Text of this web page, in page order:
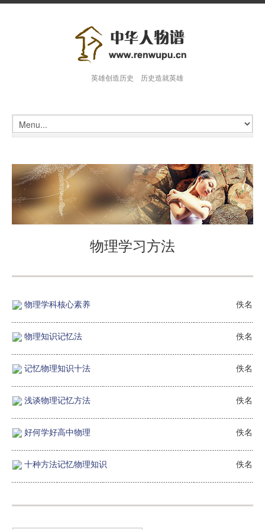
英雄创造历史 历史造就英雄
物理学习方法
物理学科核心素养 佚名
物理知识记忆法 佚名
记忆物理知识十法 佚名
浅谈物理记忆方法 佚名
好何学好高中物理 佚名
十种方法记忆物理知识 佚名